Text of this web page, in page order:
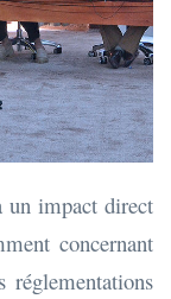
un impact direct
concernant